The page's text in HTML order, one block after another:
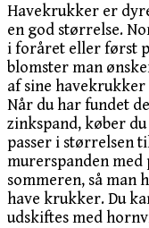
Havekrukker er
en god størrelse.
i foråret eller først
blomster man
af sine
Når du har fundet
zinkspand, køber
passer i størrelsen
murerspanden med
sommeren, så man
have krukker. Du
udskiftes med